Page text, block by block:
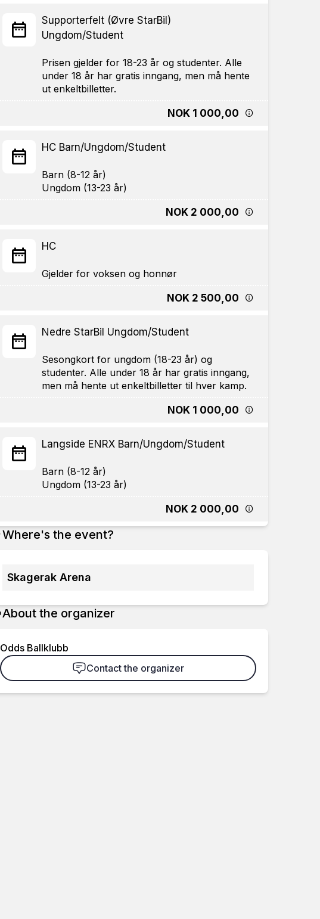
Supporterfelt (Øvre StarBil)
Ungdom/Student
Prisen gjelder for 18-23 år og studenter. Alle
under 18 år har gratis inngang, men må hente
NOK 1 000,00
HC Barn/Ungdom/Student
Barn (8-12 år)
NOK 2 000,00
HC
NOK 2 500,00
Nedre StarBil Ungdom/Student
Sesongkort for ungdom (18-23 år) og
studenter. Alle under 18 år har gratis inngang,
NOK 1 000,00
Langside ENRX Barn/Ungdom/Student
Barn (8-12 år)
NOK 2 000,00
Where's the event?
Skagerak Arena
About the organizer
Odds Ballklubb
Contact the organizer